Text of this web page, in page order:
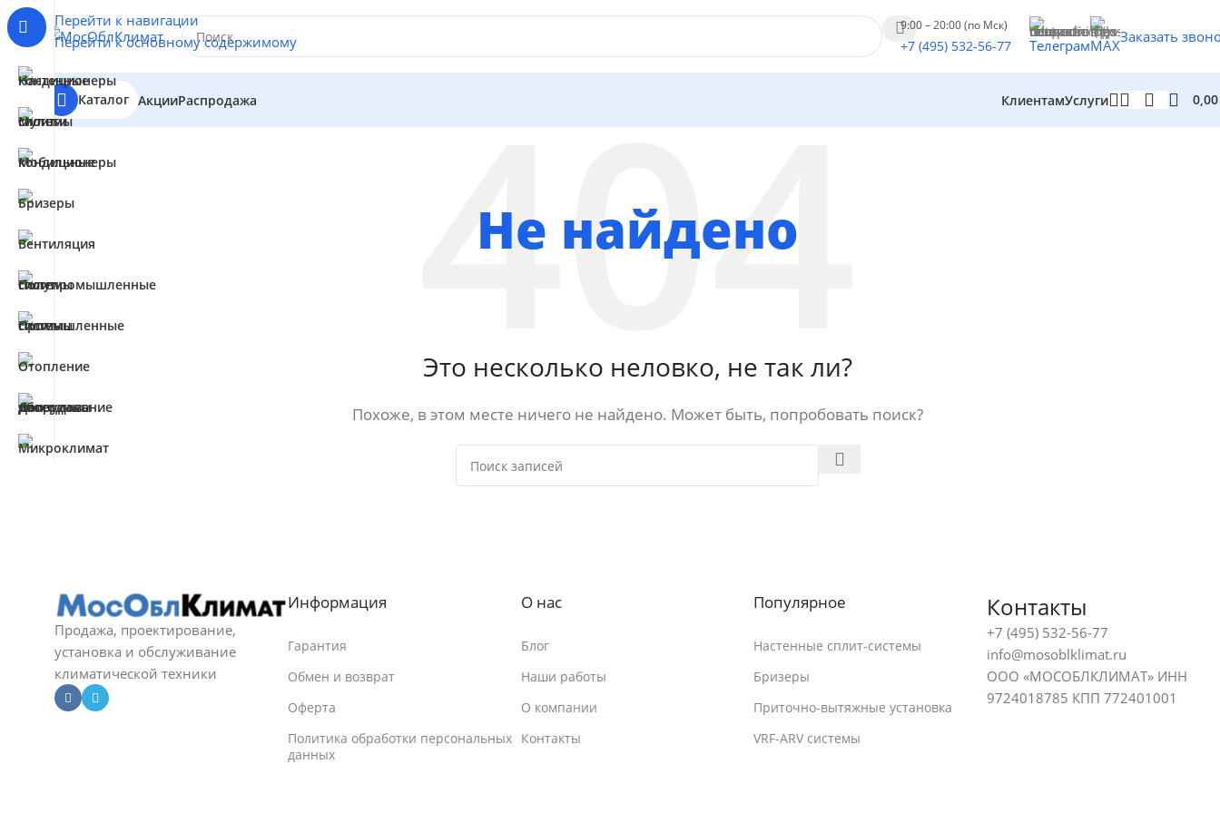
Перейти к навигации
Перейти к основному содержимому
9:00 – 20:00 (по Мск)
+7 (495) 532-56-77 ТелеграмMAXЗаказать
Каталог АкцииРаспродажа КлиентамУслуги
Не найдено
Это несколько неловко, не так ли?
Похоже, в этом месте ничего не найдено. Может быть, попробовать поиск?
Продажа, проектирование,
установка и обслуживание
климатической техники
Информация
Гарантия
Обмен и возврат
Оферта
Политика обработки персональных
данных
О нас
Блог
Наши работы
О компании
Контакты
Популярное
Настенные сплит-системы
Бризеры
Приточно-вытяжные установка
VRF-ARV системы
Контакты
+7 (495) 532-56-77
info@mosoblklimat.ru
ООО «МОСОБЛКЛИМАТ» ИНН
9724018785 КПП 772401001